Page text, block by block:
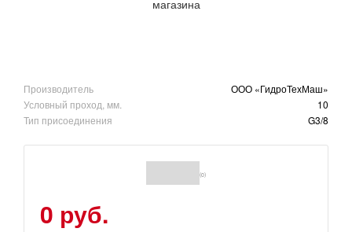
Производитель
ООО «ГидроТехМаш»
Условный проход, мм.
10
Тип присоединения
G3/8
(0)
0 руб.